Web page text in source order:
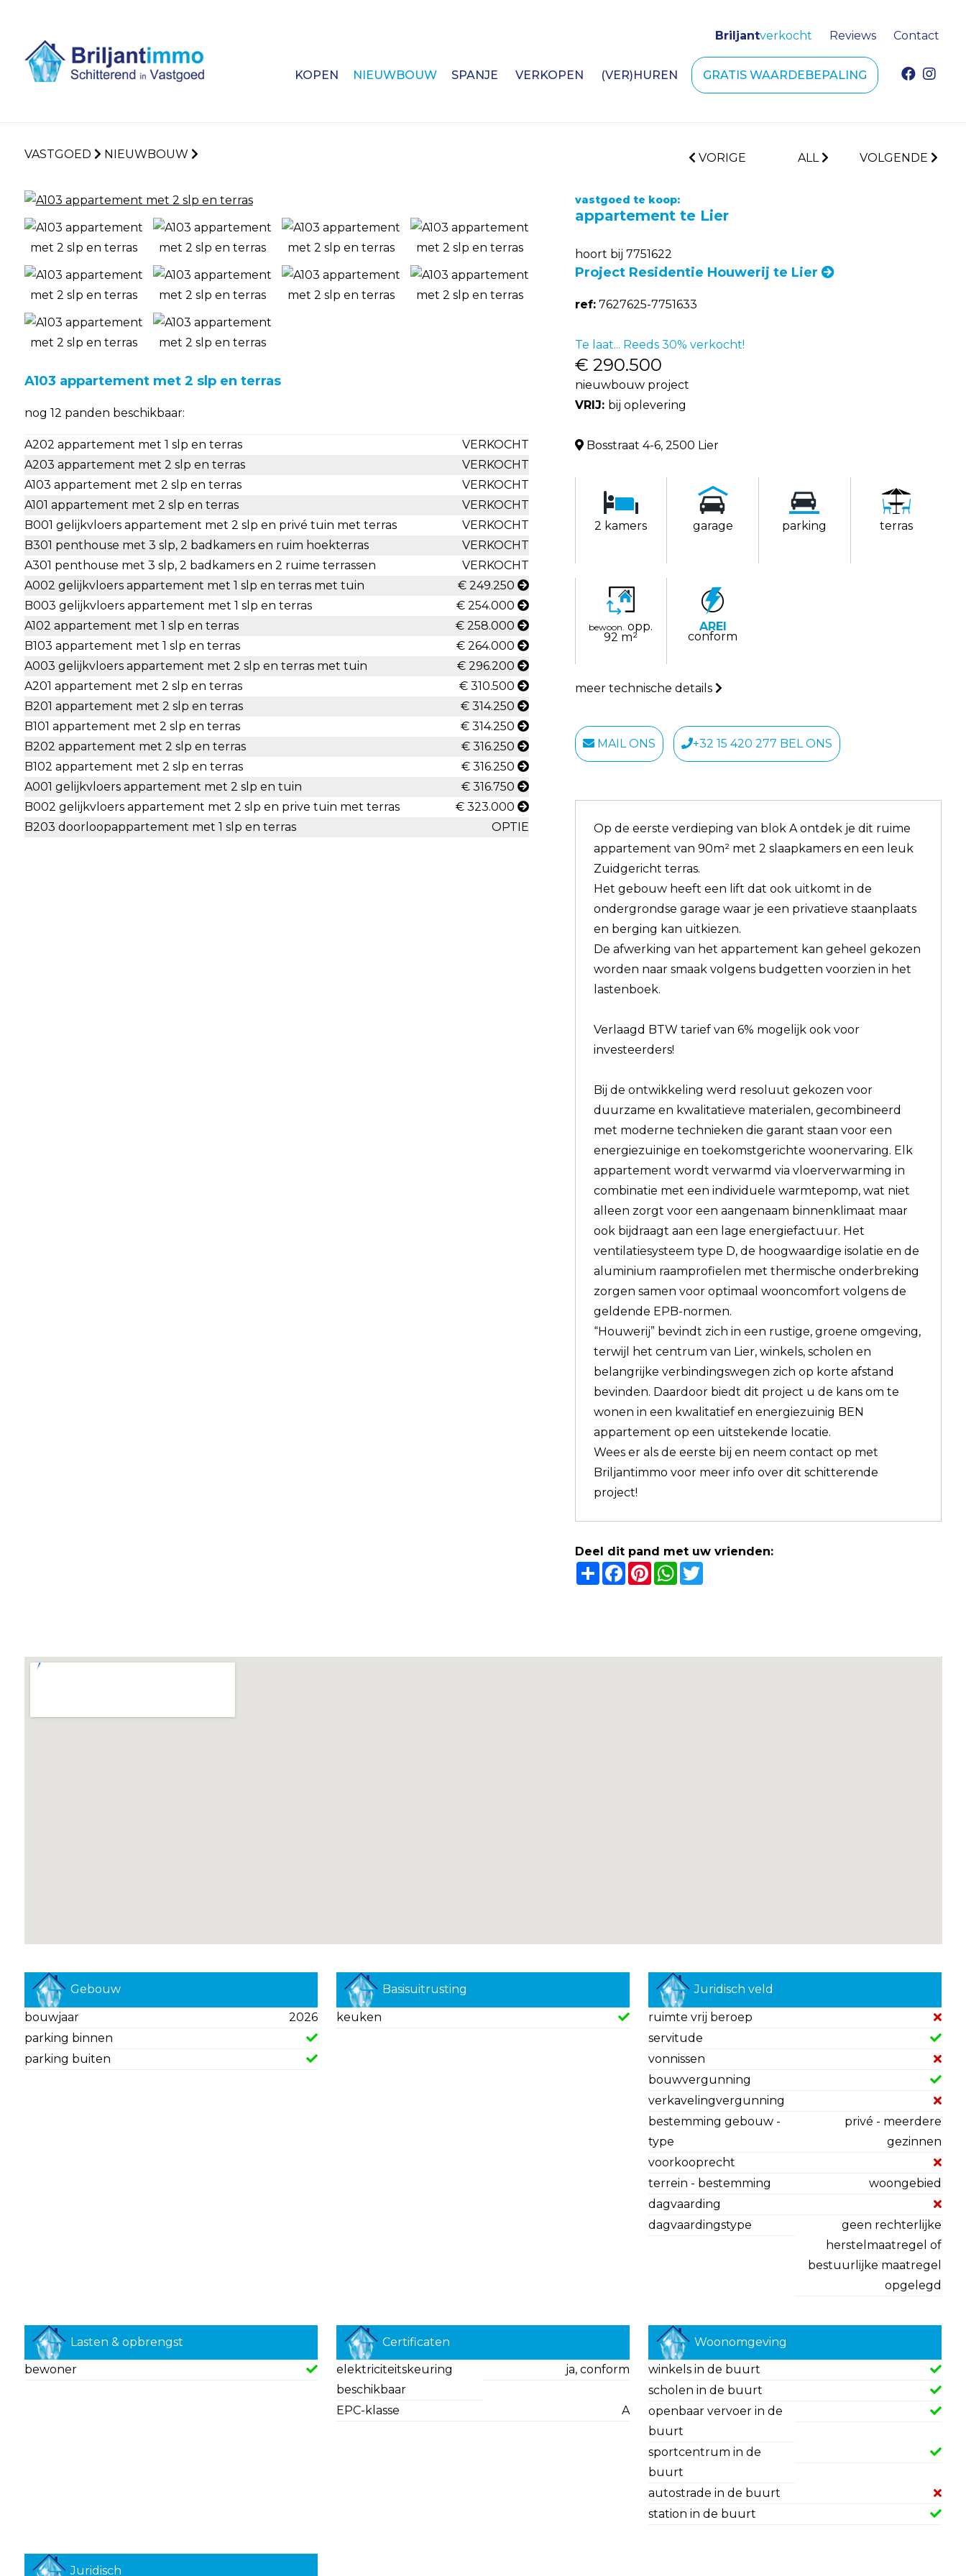
Briljantverkocht Reviews Contact
KOPEN NIEUWBOUW SPANJE VERKOPEN (VER)HUREN GRATIS WAARDEBEPALING
VASTGOED NIEUWBOUW VORIGE ALL VOLGENDE
A103 appartement met 2 slp en terras
nog 12 panden beschikbaar:
A202 appartement met 1 slp en terras
VERKOCHT
A203 appartement met 2 slp en terras
VERKOCHT
A103 appartement met 2 slp en terras
VERKOCHT
A101 appartement met 2 slp en terras
VERKOCHT
B001 gelijkvloers appartement met 2 slp en privé tuin met terras
VERKOCHT
B301 penthouse met 3 slp, 2 badkamers en ruim hoekterras
VERKOCHT
A301 penthouse met 3 slp, 2 badkamers en 2 ruime terrassen
VERKOCHT
A002 gelijkvloers appartement met 1 slp en terras met tuin
€ 249.250
B003 gelijkvloers appartement met 1 slp en terras
€ 254.000
A102 appartement met 1 slp en terras
€ 258.000
B103 appartement met 1 slp en terras
€ 264.000
A003 gelijkvloers appartement met 2 slp en terras met tuin
€ 296.200
A201 appartement met 2 slp en terras
€ 310.500
B201 appartement met 2 slp en terras
€ 314.250
B101 appartement met 2 slp en terras
€ 314.250
B202 appartement met 2 slp en terras
€ 316.250
B102 appartement met 2 slp en terras
€ 316.250
A001 gelijkvloers appartement met 2 slp en tuin
€ 316.750
B002 gelijkvloers appartement met 2 slp en prive tuin met terras
€ 323.000
B203 doorloopappartement met 1 slp en terras
OPTIE
vastgoed te koop:
appartement te Lier
hoort bij 7751622
Project Residentie Houwerij te Lier
ref:7627625-7751633
Te laat... Reeds 30% verkocht!
€ 290.500
nieuwbouw project
VRIJ: bij oplevering
Bosstraat 4-6, 2500 Lier
2 kamers garage parking terras
bewoon. opp.
92 m²
AREI
conform
meer technische details
MAIL ONS +32 15 420 277 BEL ONS
Op de eerste verdieping van blok A ontdek je dit ruime
appartement van 90m² met 2 slaapkamers en een leuk
Zuidgericht terras.
Het gebouw heeft een lift dat ook uitkomt in de
ondergrondse garage waar je een privatieve staanplaats
en berging kan uitkiezen.
De afwerking van het appartement kan geheel gekozen
worden naar smaak volgens budgetten voorzien in het
lastenboek.
Verlaagd BTW tarief van 6% mogelijk ook voor
investeerders!
Bij de ontwikkeling werd resoluut gekozen voor
duurzame en kwalitatieve materialen, gecombineerd
met moderne technieken die garant staan voor een
energiezuinige en toekomstgerichte woonervaring. Elk
appartement wordt verwarmd via vloerverwarming in
combinatie met een individuele warmtepomp, wat niet
alleen zorgt voor een aangenaam binnenklimaat maar
ook bijdraagt aan een lage energiefactuur. Het
ventilatiesysteem type D, de hoogwaardige isolatie en de
aluminium raamprofielen met thermische onderbreking
zorgen samen voor optimaal wooncomfort volgens de
geldende EPB-normen.
“Houwerij” bevindt zich in een rustige, groene omgeving,
terwijl het centrum van Lier, winkels, scholen en
belangrijke verbindingswegen zich op korte afstand
bevinden. Daardoor biedt dit project u de kans om te
wonen in een kwalitatief en energiezuinig BEN
appartement op een uitstekende locatie.
Wees er als de eerste bij en neem contact op met
Briljantimmo voor meer info over dit schitterende
project!
Deel dit pand met uw vrienden:
ShareFacebook
PinterestWhatsApp
Twitter
Gebouw
bouwjaar
2026
parking binnen
parking buiten
Basisuitrusting
keuken
Juridisch veld
ruimte vrij beroep
servitude
vonnissen
bouwvergunning
verkavelingvergunning
bestemming gebouw -
type
privé - meerdere
gezinnen
voorkooprecht
terrein - bestemming
woongebied
dagvaarding
dagvaardingstype
geen rechterlijke
herstelmaatregel of
bestuurlijke maatregel
opgelegd
Lasten & opbrengst
bewoner
Certificaten
elektriciteitskeuring
beschikbaar
ja, conform
EPC-klasse A
Woonomgeving
winkels in de buurt
scholen in de buurt
openbaar vervoer in de
buurt
sportcentrum in de
buurt
autostrade in de buurt
station in de buurt
Juridisch